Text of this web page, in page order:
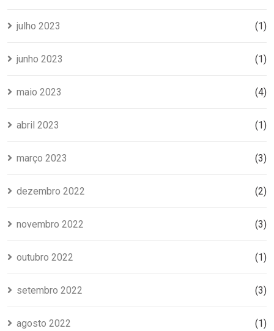
julho 2023 (1)
junho 2023 (1)
maio 2023 (4)
abril 2023 (1)
março 2023 (3)
dezembro 2022 (2)
novembro 2022 (3)
outubro 2022 (1)
setembro 2022 (3)
agosto 2022 (1)